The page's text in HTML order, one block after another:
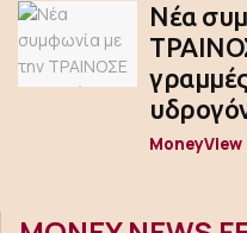
Νέα
MoneyView